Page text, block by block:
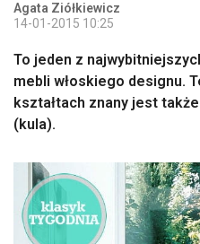
Agata Ziółkiewicz
14-01-2015 10:25
To jeden z
mebli włoskiego designu.
kształtach znany jest
(kula).